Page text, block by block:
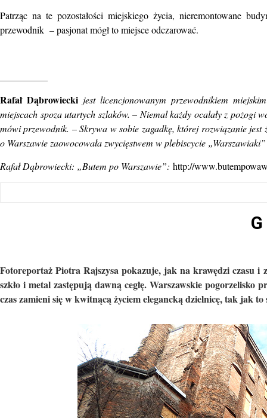
Patrząc na te pozostałości miejskiego życia, nieremontowane
przewodnik – pasjonat mógł to miejsce odczarować.
Rafał Dąbrowiecki jest licencjonowanym przewodnikiem
miejscach spoza utartych szlaków. – Niemal każdy ocalały z pożogi
mówi przewodnik. – Skrywa w sobie zagadkę, której rozwiązanie
o Warszawie zaowocowała zwycięstwem w plebiscycie
Rafał Dąbrowiecki: „Butem po Warszawie”: http://
Fotoreportaż Piotra Rajszysa pokazuje, jak na krawędzi czasu i
szkło i metal zastępują dawną cegłę. Warszawskie pogorzelisko
czas zamieni się w kwitnącą życiem elegancką dzielnicę, tak jak